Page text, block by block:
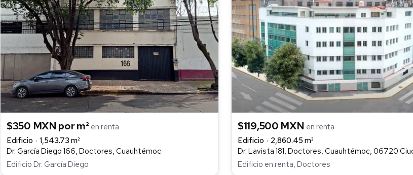
$350 MXN por m² en renta
Edificio
1,543.73 m²
Dr. García Diego 166, Doctores, Cuauhtémoc
Edificio Dr. García Diego
$119,500 MXN en renta
Edificio
2,860.45 m²
Edificio en renta, Doctores